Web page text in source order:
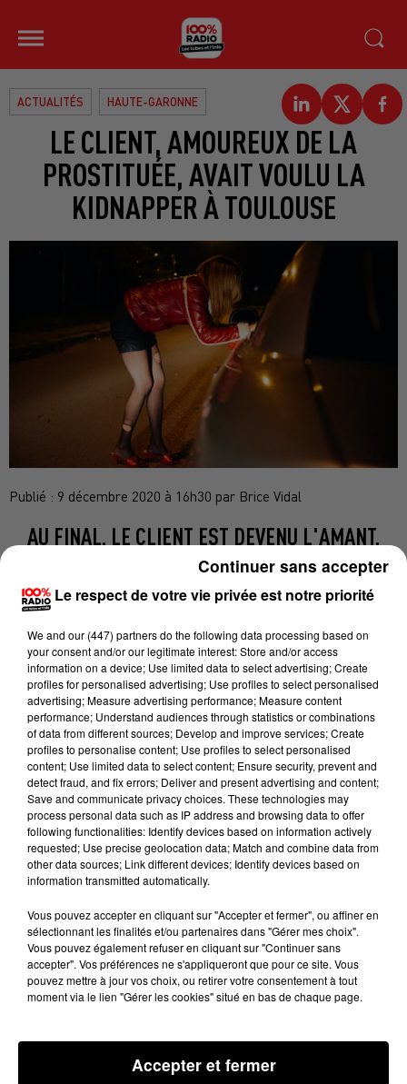
ACTUALITÉS HAUTE-GARONNE
LE CLIENT, AMOUREUX DE LA
PROSTITUÉE, AVAIT VOULU LA
KIDNAPPER À TOULOUSE
Publié : 9 décembre 2020 à 16h30 par Brice Vidal
AU FINAL, LE CLIENT EST DEVENU L'AMANT.
DRÔLE DE MIC... MAC.
Il était tombé amoureux de la prostituée à Toulouse...
L'histoire prête à sourire. Pourtant mi-juillet, les
policiers sont appelés quartier Port Saint-Sauveur,
une jeune femme de 21 ans venait de subir une
tentative d’enlèvement… L'enquête est confiée aux
fonctionnaires de la BCRAP (Brigade criminelle et de
répression des atteintes aux personnes de la Sûreté
départementale). Et ils vont découvrir un drôle de
"micmac".
L’auteur des faits qualifié "d'ex-petit ami" par la
victime était en réalité un client de l’escort-girl qui,
craqué pour la jeune femme après leur premier
rendez-vous. Et a voulu la revoir.
Alors, dans la chaleur de l'été toulousain"l'homme de
35 ans aurait exhibé une arme et aurait essayé de la faire
source proche de l'enquête. Le mise en cause,
originaire de Bordeaux, a été entendu en garde à vue,
Le respect de votre vie privée est notre priorité
We and our (447) partnersdo the following data processing based on
your consent and/or our legitimate interest: Store and/or access
information on a device; Use limited data to select advertising; Create
profiles for personalised advertising; Use profiles to select personalised
advertising; Measure advertising performance; Measure content
performance; Understand audiences through statistics or combinations
of data from different sources; Develop and improve services; Create
profiles to personalise content; Use profiles to select personalised
content; Use limited data to select content; Ensure security, prevent and
detect fraud, and fix errors; Deliver and present advertising and content;
Save and communicate privacy choices. These technologies may
process personal data such as IP address and browsing data to offer
following functionalities: Identify devices based on information actively
requested; Use precise geolocation data; Match and combine data from
other data sources; Link different devices; Identify devices based on
information transmitted automatically.
Vous pouvez accepter en cliquant sur "Accepter et fermer", ou affiner en
sélectionnant les finalités et/ou partenaires dans "Gérer mes choix".
Vous pouvez également refuser en cliquant sur "Continuer sans
accepter". Vos préférences ne s'appliqueront que pour ce site. Vous
pouvez mettre à jour vos choix, ou retirer votre consentement à tout
moment via le lien "Gérer les cookies" situé en bas de chaque page.
Accepter et fermer
Continuer sans accepter